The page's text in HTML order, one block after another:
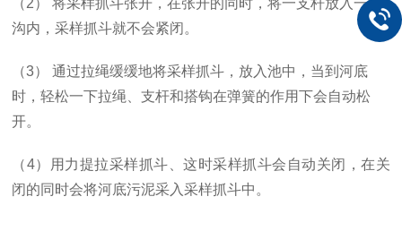
（2）将采样抓斗张开，在张开的同时，将一支杆放入一搭
沟内，采样抓斗就不会紧闭。
（3）通过拉绳缓缓地将采样抓斗，放入池中，当到河底
时，轻松一下拉绳、支杆和搭钩在弹簧的作用下会自动松
开。
（4）用力提拉采样抓斗、这时采样抓斗会自动关闭，在关
闭的同时会将河底污泥采入采样抓斗中。